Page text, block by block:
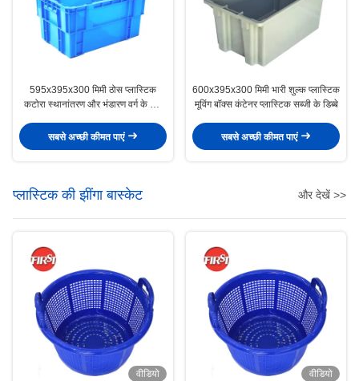
595x395x300 मिमी ठोस प्लास्टिक
कटोरा स्थानांतरण और भंडारण वर्ग के लिए
सबसे अच्छी कीमत पाएं
600x395x300 मिमी भारी शुल्क प्लास्टिक
मूविंग बॉक्स कंटेनर प्लास्टिक सब्जी के डिब्बे
सबसे अच्छी कीमत पाएं
प्लास्टिक की झींगा बास्केट और देखें >>
वीडियो
वीडियो